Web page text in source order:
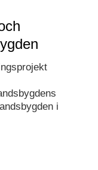
i